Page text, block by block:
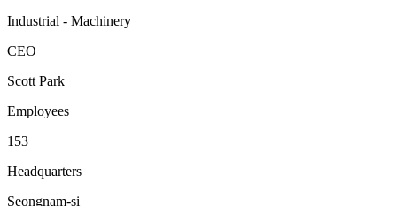
Industrial - Machinery
CEO
Scott Park
Employees
153
Headquarters
Seongnam-si